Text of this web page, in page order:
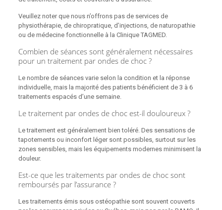
Veuillez noter que nous n’offrons pas de services de
physiothérapie, de chiropratique, d’injections, de naturopathie
ou de médecine fonctionnelle à la Clinique TAGMED.
Combien de séances sont généralement nécessaires
pour un traitement par ondes de choc ?
Le nombre de séances varie selon la condition et la réponse
individuelle, mais la majorité des patients bénéficient de 3 à 6
traitements espacés d’une semaine.
Le traitement par ondes de choc est-il douloureux ?
Le traitement est généralement bien toléré. Des sensations de
tapotements ou inconfort léger sont possibles, surtout sur les
zones sensibles, mais les équipements modernes minimisent la
douleur.
Est-ce que les traitements par ondes de choc sont
remboursés par l’assurance ?
Les traitements émis sous ostéopathie sont souvent couverts